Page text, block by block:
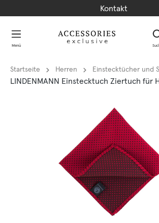
Kontakt
Menü
Startseite Herren Einstecktücher und
LINDENMANN Einstecktuch Ziertuch für